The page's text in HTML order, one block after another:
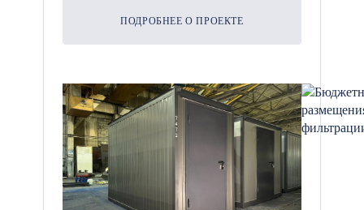
возможности настройки
Модульные проходные можно
адаптировать под различные
требования и специфические нужды
вашего объекта. Мы предлагаем
ПОДРОБНЕЕ О ПРОЕКТЕ